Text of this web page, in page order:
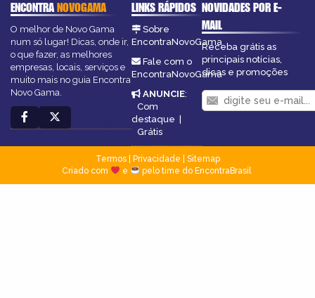
ENCONTRANOVOGAMA
O melhor de Novo Gama
num só lugar! Dicas, onde ir,
o que fazer, as melhores
empresas, locais, serviços e
muito mais no guia Encontra
Novo Gama.
LINKS RÁPIDOS
Sobre
EncontraNovoGama
Fale com o
EncontraNovoGama
ANUNCIE:
Com
destaque |
Grátis
NOVIDADES POR E-
MAIL
Receba grátis as
principais notícias,
dicas e promoções
Termos| Privacidade
Sitemap
Criado com
e pelo time do EncontraBrasil